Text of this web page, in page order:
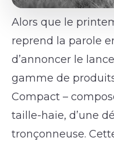
Alors que le
reprend la parole
d’annoncer le
gamme de
Compact –
taille-haie, d’une
tronçonneuse.